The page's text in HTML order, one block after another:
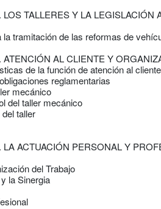
LOS TALLERES Y LA
tramitación de las reformas de
ATENCIÓN AL CLIENTE Y
de la función de atención al cliente
reglamentarias
mecánico
del taller mecánico
taller
LA ACTUACIÓN PERSONAL Y
del Trabajo
la Sinergia